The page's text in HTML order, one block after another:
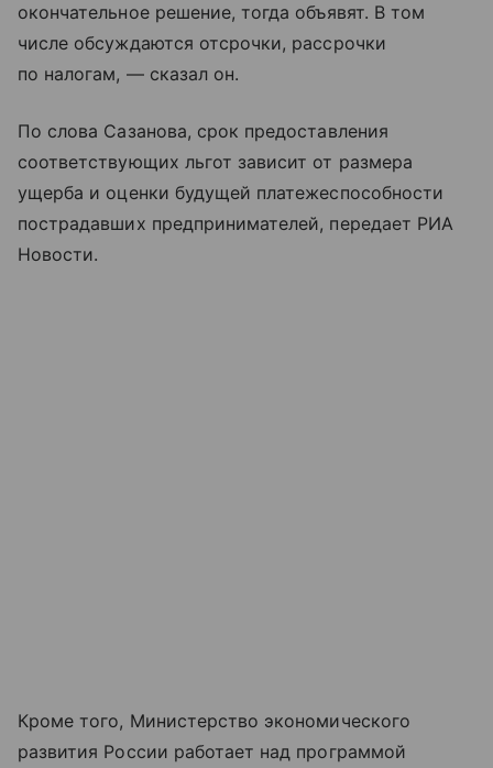
окончательное решение, тогда объявят. В том
числе обсуждаются отсрочки, рассрочки
по налогам, — сказал он.
По слова Сазанова, срок предоставления
соответствующих льгот зависит от размера
ущерба и оценки будущей платежеспособности
пострадавших предпринимателей, передает РИА
Новости.
Кроме того, Министерство экономического
развития России работает над программой